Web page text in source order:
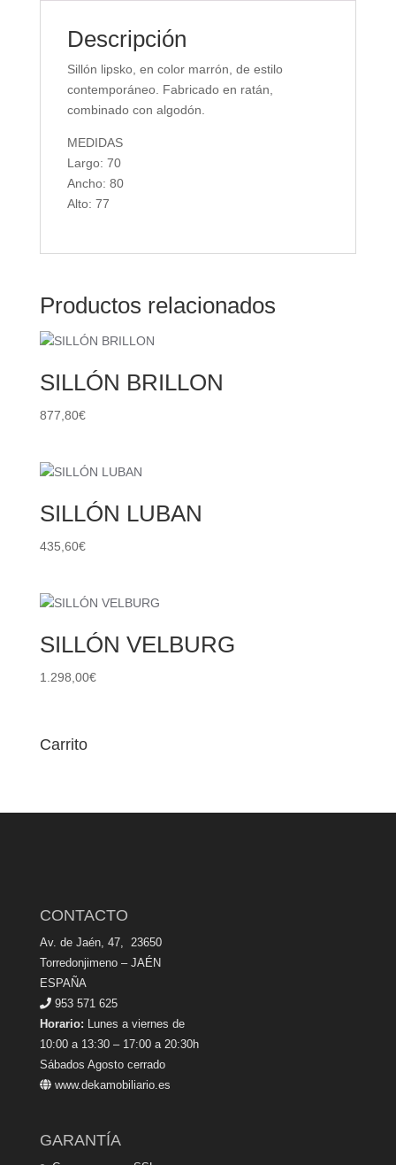
Descripción
Sillón lipsko, en color marrón, de estilo
contemporáneo. Fabricado en ratán,
combinado con algodón.
MEDIDAS
Largo: 70
Ancho: 80
Alto: 77
Productos relacionados
SILLÓN BRILLON
877,80€
SILLÓN LUBAN
435,60€
SILLÓN VELBURG
1.298,00€
Carrito
CONTACTO
Av. de Jaén, 47, 23650
Torredonjimeno – JAÉN
ESPAÑA
953 571 625
Horario: Lunes a viernes de
10:00 a 13:30 – 17:00 a 20:30h
Sábados Agosto cerrado
www.dekamobiliario.es
GARANTÍA